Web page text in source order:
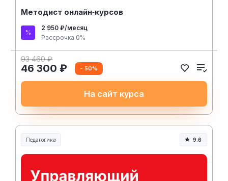
Методист онлайн‑курсов
2 950 ₽/месяц
Рассрочка 0%
93 460 ₽
46 300 ₽ - 50%
На сайт курса
Педагогика
Образование и педагогика
9.6